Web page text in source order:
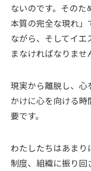
ないのです。そのた
本質の完全な現れ
ながら、そしてイ
まなければなりませ
現実から離脱し、心
かけに心を向ける
要です。
わたしたちはあま
制度、組織に振り回